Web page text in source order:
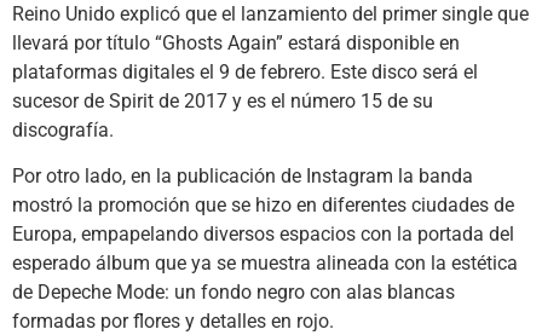
Reino Unido explicó que el lanzamiento del primer single que
llevará por título “Ghosts Again” estará disponible en
plataformas digitales el 9 de febrero. Este disco será el
sucesor de Spirit de 2017 y es el número 15 de su
discografía.
Por otro lado, en la publicación de Instagram la banda
mostró la promoción que se hizo en diferentes ciudades de
Europa, empapelando diversos espacios con la portada del
esperado álbum que ya se muestra alineada con la estética
de Depeche Mode: un fondo negro con alas blancas
formadas por flores y detalles en rojo.